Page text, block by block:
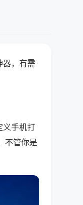
器，有需
义手机打
不管你是